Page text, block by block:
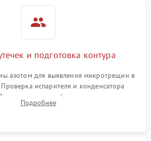
и подготовка контура
азотом для выявления микротрещин в
испарителя и конденсатора
старого фильтра-осушителя и
трубки для устранения засоров.
Подробнее